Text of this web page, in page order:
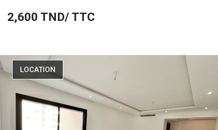
2,600 TND/ TTC
LOCATION